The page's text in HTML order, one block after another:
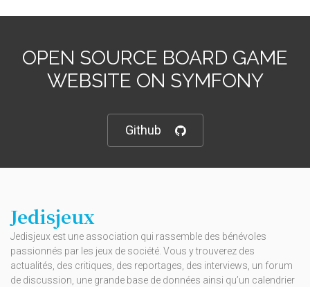
OPEN SOURCE BOARD GAME
WEBSITE ON SYMFONY
Github
Jedisjeux
Jedisjeux est une association qui rassemble des bénévoles
passionnés par les jeux de société. Vous y trouverez des
actualités, des critiques, des reportages, des interviews, un forum
de discussion, une grande base de données ainsi qu’un calendrier